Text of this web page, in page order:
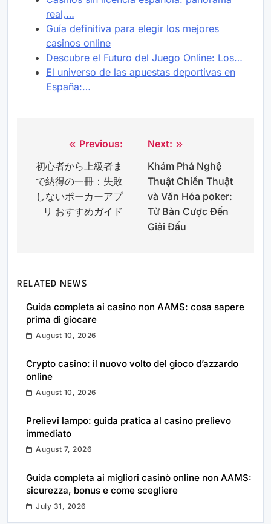
real,…
Guía definitiva para elegir los mejores
casinos online
Descubre el Futuro del Juego Online: Los…
El universo de las apuestas deportivas en
España:…
navigation
Previous:
初心者から上級者ま
で納得の一冊：失敗
しないポーカーアプ
リ おすすめガイド
Next:
Khám Phá Nghệ
Thuật Chiến Thuật
và Văn Hóa poker:
Từ Bàn Cược Đến
Giải Đấu
RELATED NEWS
Guida completa ai casino non AAMS: cosa sapere
prima di giocare
August 10, 2026
Crypto casino: il nuovo volto del gioco d’azzardo
online
August 10, 2026
Prelievi lampo: guida pratica al casino prelievo
immediato
August 7, 2026
Guida completa ai migliori casinò online non AAMS:
sicurezza, bonus e come scegliere
July 31, 2026